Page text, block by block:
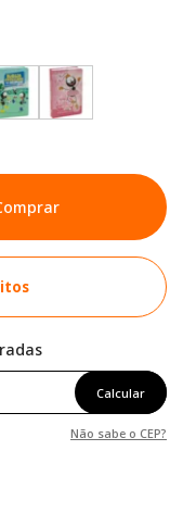
Calcular
Não sabe o CEP?